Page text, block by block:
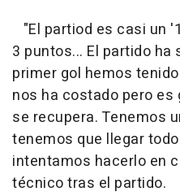
"El partiod es casi un
3 puntos... El partido
primer gol hemos
nos ha costado pero es
se recupera. Tenemos
tenemos que llegar
intentamos hacerlo en
técnico tras el partido.